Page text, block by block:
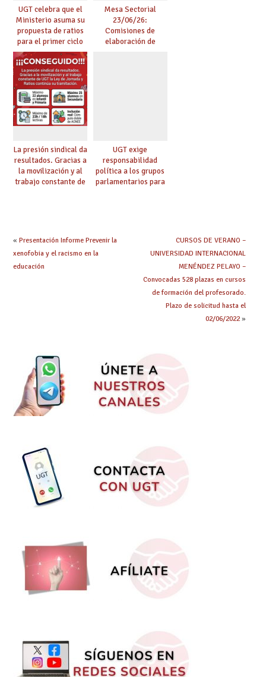
UGT celebra que el
Ministerio asuma su
propuesta de ratios
para el primer ciclo
de Infantil y pide
extender la misma
ambición al resto de
etapas
Mesa Sectorial
23/06/26:
Comisiones de
elaboración de
La presión sindical da
resultados. Gracias a
la movilización y al
trabajo constante de
UGT exige
responsabilidad
política a los grupos
parlamentarios para
« Presentación Informe Prevenir la
xenofobia y el racismo en la
educación
CURSOS DE VERANO –
UNIVERSIDAD INTERNACIONAL
MENÉNDEZ PELAYO –
Convocadas 528 plazas en cursos
de formación del profesorado.
Plazo de solicitud hasta el
02/06/2022»